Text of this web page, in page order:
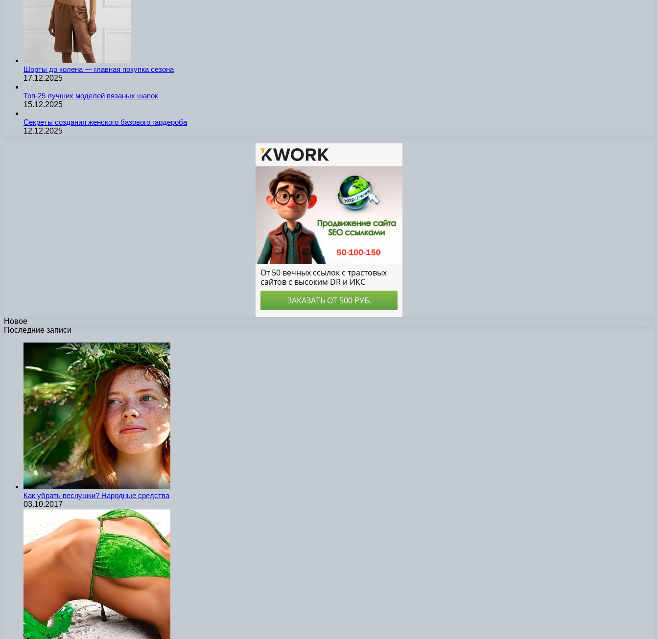
Шорты до колена — главная покупка сезона
17.12.2025
Топ-25 лучших моделей вязаных шапок
15.12.2025
Секреты создания женского базового гардероба
12.12.2025
Новое
Последние записи
Как убрать веснушки? Народные средства
03.10.2017